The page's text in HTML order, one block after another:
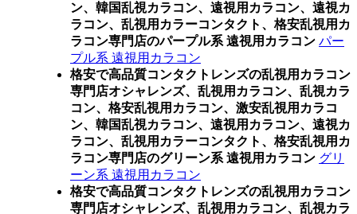
ン、韓国乱視カラコン、遠視用カラコン、遠視カ
ラコン、乱視用カラーコンタクト、格安乱視用カ
ラコン専門店のパープル系 遠視用カラコン パー
プル系 遠視用カラコン
格安で高品質コンタクトレンズの乱視用カラコン
専門店オシャレンズ、乱視用カラコン、乱視カラ
コン、格安乱視用カラコン、激安乱視用カラコ
ン、韓国乱視カラコン、遠視用カラコン、遠視カ
ラコン、乱視用カラーコンタクト、格安乱視用カ
ラコン専門店のグリーン系 遠視用カラコン グリ
ーン系 遠視用カラコン
格安で高品質コンタクトレンズの乱視用カラコン
専門店オシャレンズ、乱視用カラコン、乱視カラ